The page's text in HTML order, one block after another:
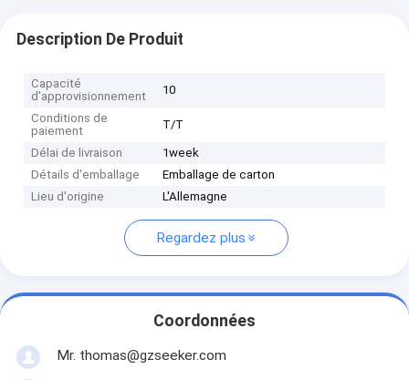
Description De Produit
Capacité
d'approvisionnement
10
Conditions de
paiement
T/T
Délai de livraison
1week
Détails d'emballage
Emballage de carton
Lieu d'origine
L'Allemagne
Regardez plus
Coordonnées
Mr. thomas@gzseeker.com